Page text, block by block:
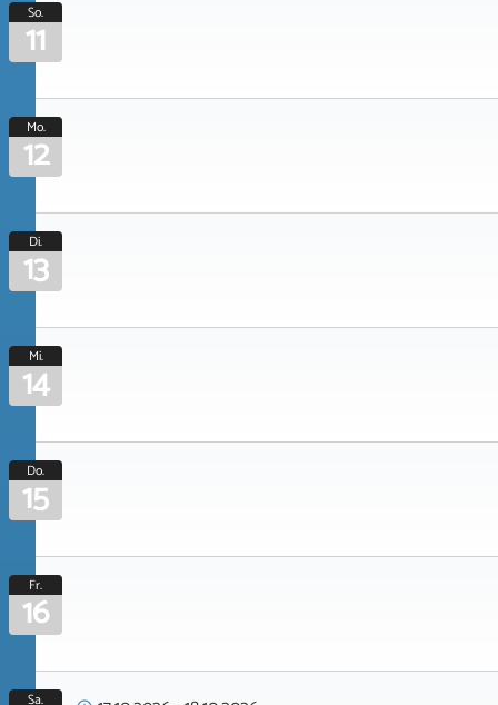
So.
11
Mo.
12
Di.
13
Mi.
14
Do.
15
Fr.
16
Sa.